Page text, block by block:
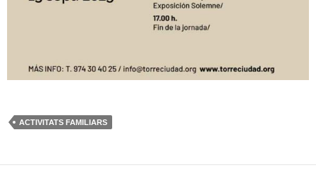
ACTIVITATS FAMILIARS